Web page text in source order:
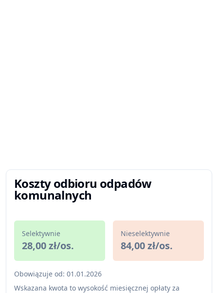
Koszty odbioru odpadów
komunalnych
Selektywnie
28,00 zł/os.
Nieselektywnie
84,00 zł/os.
Obowiązuje od: 01.01.2026
Wskazana kwota to wysokość miesięcznej opłaty za